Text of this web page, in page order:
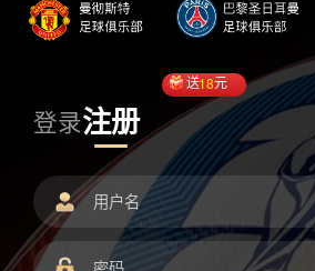
登录注册
送18元